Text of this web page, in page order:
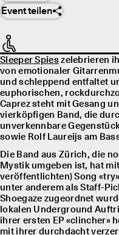
Event teilen
Sleeper Spieszelebrieren
von emotionaler
und schleppend entfaltet
euphorischen,
Caprez steht mit Gesang
vierköpfigen Band, die
unverkennbare
sowie Rolf Laureĳs am
Die Band aus Zürich, die
Mystik umgeben ist, hat
veröffentlichten) Song
unter anderem als Staff-
Shoegaze zugeordnet
lokalen Underground
ihrer ersten EP «clincher»
mit ihrer durchdacht